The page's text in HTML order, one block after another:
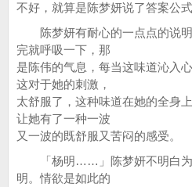
不好，就算是陈梦妍说了答案公
陈梦妍有耐心的一点点的说明
完就呼吸一下，那
是陈伟的气息，每当这味道沁入
这对于她的刺激，
太舒服了，这种味道在她的全身
让她有了一种一波
又一波的既舒服又苦闷的感受。
「杨明……」陈梦妍不明白为
明。情欲是如此的